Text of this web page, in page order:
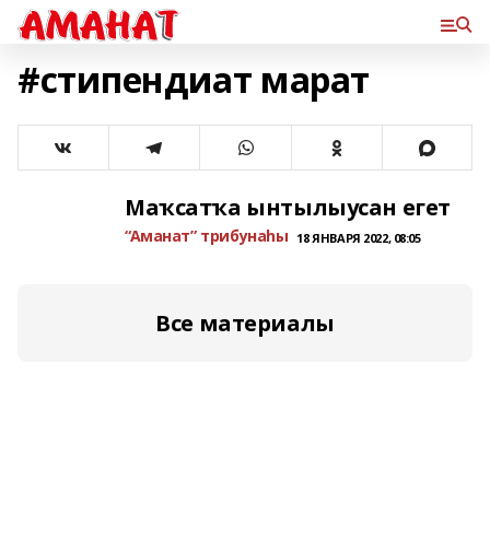
#стипендиат марат
Маҡсатҡа ынтылыусан егет
“Аманат” трибунаһы 18 ЯНВАРЯ 2022, 08:05
Все материалы